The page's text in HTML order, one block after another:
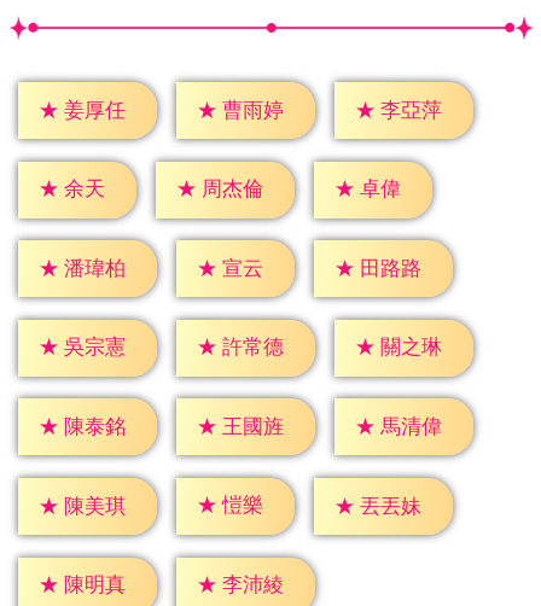
★ 姜厚任 ★ 曹雨婷 ★ 李亞萍
★ 余天 ★ 周杰倫 ★ 卓偉
★ 潘瑋柏 ★ 宣云 ★ 田路路
★ 吳宗憲 ★ 許常德 ★ 關之琳
★ 陳泰銘 ★ 王國旌 ★ 馬清偉
★ 陳美琪 ★ 愷樂 ★ 丟丟妹
★ 陳明真 ★ 李沛綾